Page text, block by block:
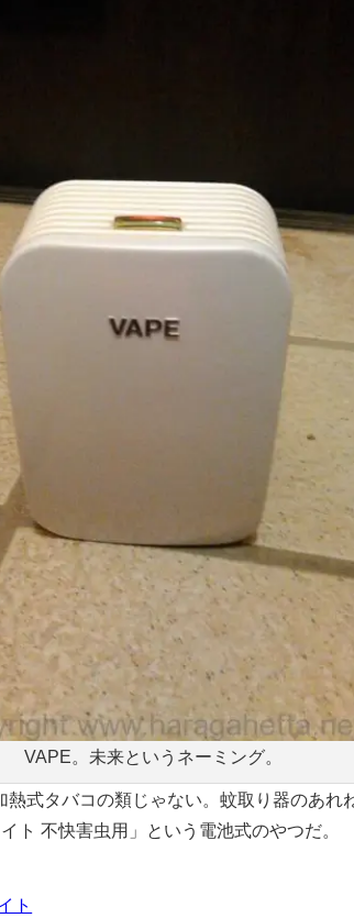
VAPE。未来というネーミング。
熱式タバコの類じゃない。蚊取り器のあれ
ト 不快害虫用」という電池式のやつだ。
ト